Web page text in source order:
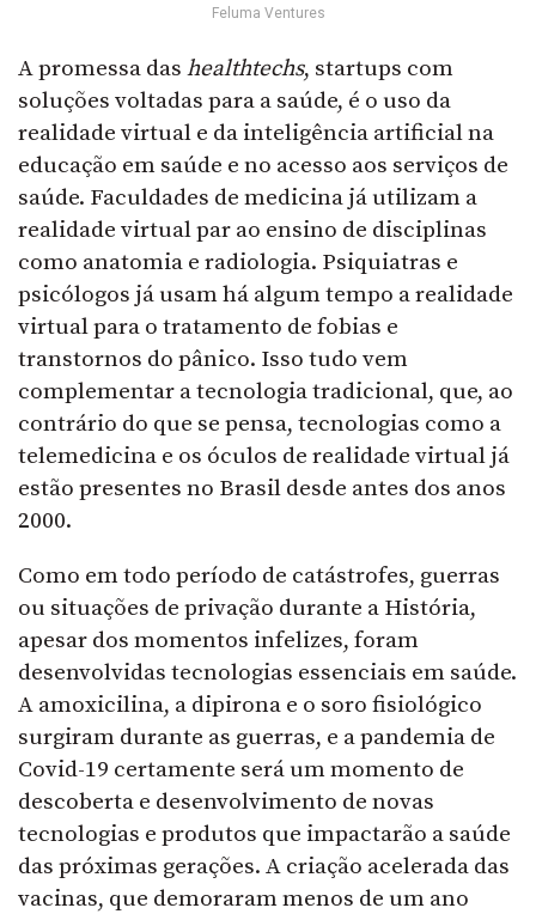
Feluma Ventures
A promessa das healthtechs, startups com
soluções voltadas para a saúde, é o uso da
realidade virtual e da inteligência artificial na
educação em saúde e no acesso aos serviços de
saúde. Faculdades de medicina já utilizam a
realidade virtual par ao ensino de disciplinas
como anatomia e radiologia. Psiquiatras e
psicólogos já usam há algum tempo a realidade
virtual para o tratamento de fobias e
transtornos do pânico. Isso tudo vem
complementar a tecnologia tradicional, que, ao
contrário do que se pensa, tecnologias como a
telemedicina e os óculos de realidade virtual já
estão presentes no Brasil desde antes dos anos
2000.
Como em todo período de catástrofes, guerras
ou situações de privação durante a História,
apesar dos momentos infelizes, foram
desenvolvidas tecnologias essenciais em saúde.
A amoxicilina, a dipirona e o soro fisiológico
surgiram durante as guerras, e a pandemia de
Covid-19 certamente será um momento de
descoberta e desenvolvimento de novas
tecnologias e produtos que impactarão a saúde
das próximas gerações. A criação acelerada das
vacinas, que demoraram menos de um ano